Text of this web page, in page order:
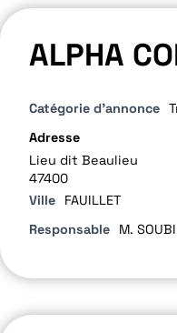
ALPHA
Catégorie d'annonce
Adresse
Lieu dit Beaulieu
47400
Ville
FAUILLET
Responsable
M.